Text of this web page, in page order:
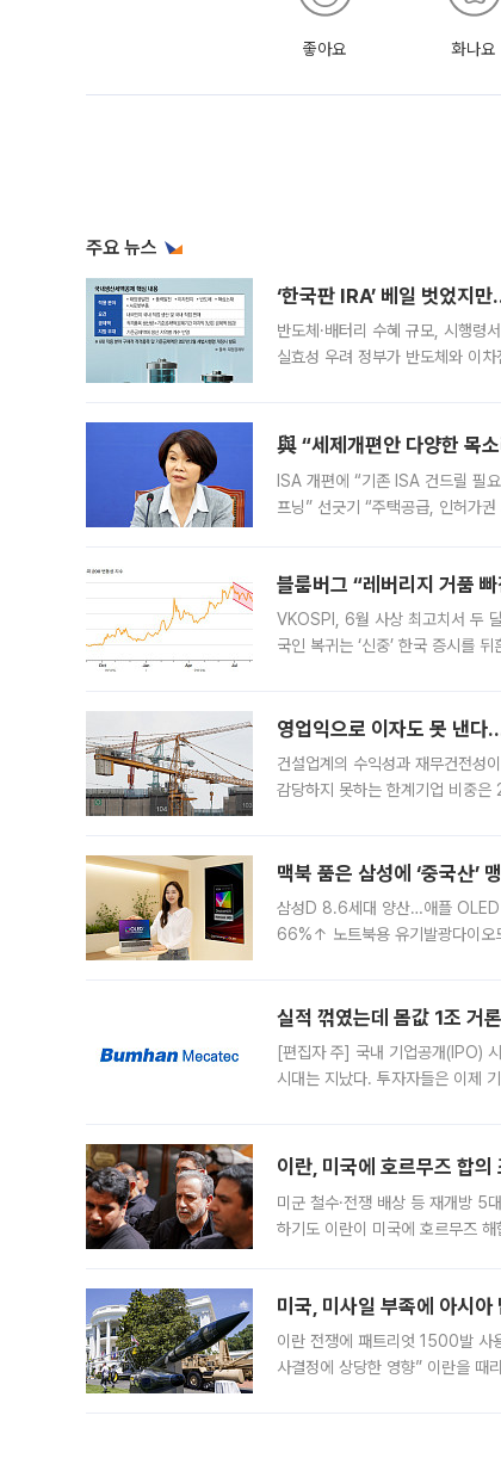
좋아요 화나요
주요 뉴스
‘한국판 IRA’ 베일 벗었지
반도체·배터리 수혜 규모, 시행령
실효성 우려 정부가 반도체와 이
與 “세제개편안 다양한 목
ISA 개편에 “기존 ISA 건드릴 필
프닝” 선긋기 “주택공급, 인허가
블룸버그 “레버리지 거품
VKOSPI, 6월 사상 최고치서 두
국인 복귀는 ‘신중’ 한국 증시를
영업익으로 이자도 못 낸
건설업계의 수익성과 재무건전성
감당하지 못하는 한계기업 비중
맥북 품은 삼성에 ‘중국산’
삼성D 8.6세대 양산…애플 OLED
66%↑ 노트북용 유기발광다이오
실적 꺾였는데 몸값 1조
[편집자 주] 국내 기업공개(IPO)
시대는 지났다. 투자자들은 이제
이란, 미국에 호르무즈 합
미군 철수·전쟁 배상 등 재개방 5
하기도 이란이 미국에 호르무즈
미국, 미사일 부족에 아시
이란 전쟁에 패트리엇 1500발 사
사결정에 상당한 영향” 이란을 때